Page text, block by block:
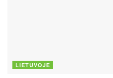
LIETUVOJE